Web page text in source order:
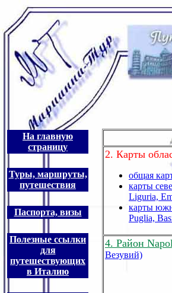
На главную
страницу
Туры, маршруты,
путешествия
Паспорта, визы
Полезные ссылки
для
путешествующих
в Италию
2. Карты
общая
карты
Liguria,
карты
Puglia,
4. Район
Везувий)